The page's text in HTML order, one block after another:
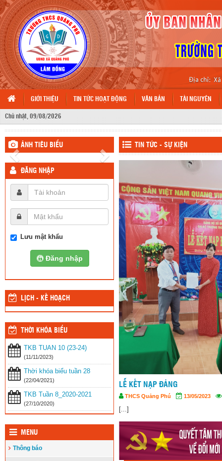
GIỚI THIỆU TIN TỨC HOẠT ĐỘNG VĂN BẢN TÀI NGUYÊN
Chủ nhật, 09/08/2026
ẢNH TIÊU BIỂU
ĐĂNG NHẬP
Lưu mật khẩu
Đăng nhập
LỊCH - KẾ HOẠCH
THỜI KHÓA BIỂU
TKB TUAN 10 (23-24)
(11/11/2023)
Thời khóa biểu tuần 28
(22/04/2021)
TKB Tuần 8_2020-2021
(27/10/2020)
MENU
Thông báo
TIN TỨC - SỰ KIỆN
LỄ KẾT NẠP ĐẢNG
THCS Quảng Phú 13/05/2023
[...]